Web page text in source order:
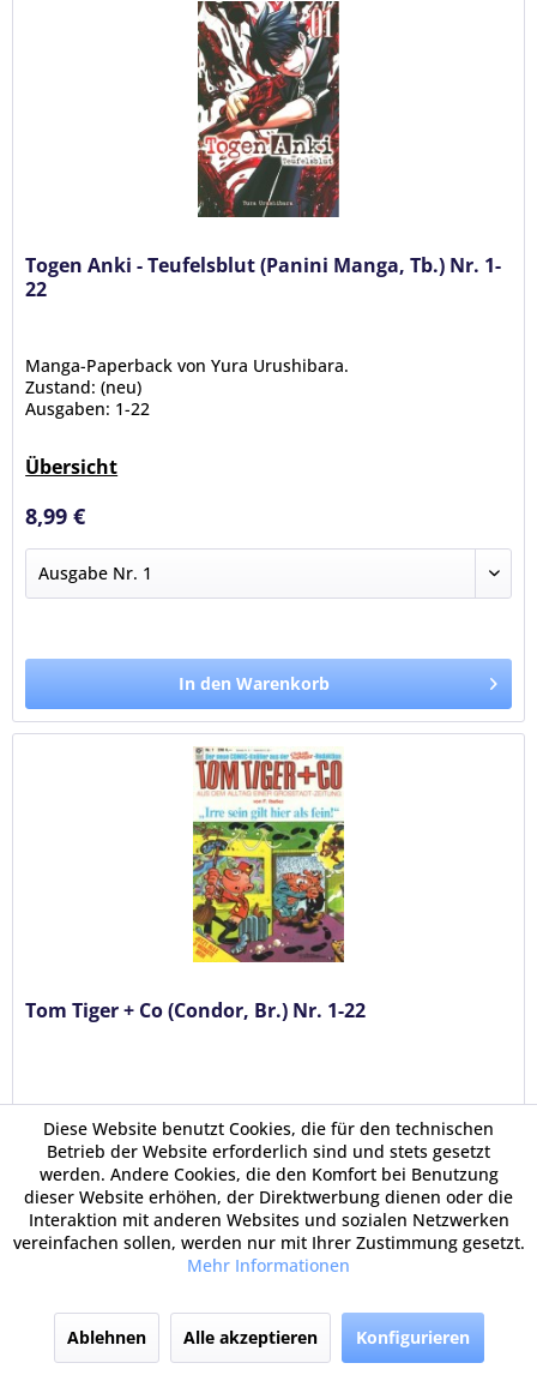
Togen Anki - Teufelsblut (Panini Manga, Tb.) Nr. 1-
22
Manga-Paperback von Yura Urushibara.
Zustand: (neu)
Ausgaben: 1-22
Übersicht
8,99 €
In den Warenkorb
Tom Tiger + Co (Condor, Br.) Nr. 1-22
Übersicht
Diese Website benutzt Cookies, die für den technischen
Betrieb der Website erforderlich sind und stets gesetzt
werden. Andere Cookies, die den Komfort bei Benutzung
dieser Website erhöhen, der Direktwerbung dienen oder die
Interaktion mit anderen Websites und sozialen Netzwerken
vereinfachen sollen, werden nur mit Ihrer Zustimmung gesetzt.
Mehr Informationen
Ablehnen Alle akzeptieren Konfigurieren